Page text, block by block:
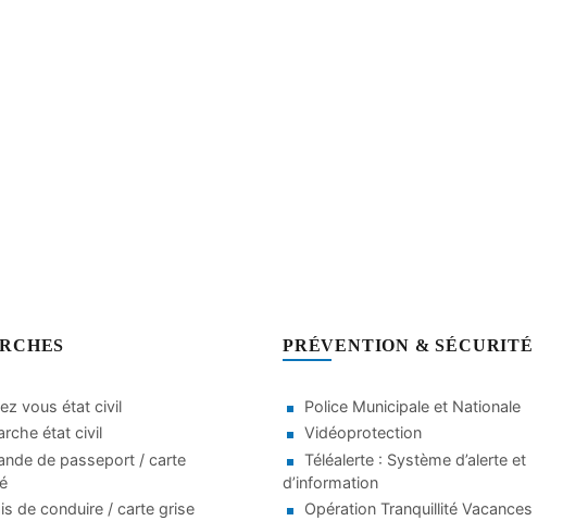
vous état civil
état civil
de passeport / carte
de conduire / carte grise
PRÉVENTION & SÉCURITÉ
Police Municipale et Nationale
Vidéoprotection
Téléalerte : Système d’alerte et
d’information
Opération Tranquillité Vacances